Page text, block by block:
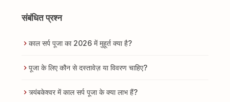
संबंधित प्रश्न
काल सर्प पूजा का 2026 में मुहूर्त क्या है?
पूजा के लिए कौन से दस्तावेज़ या विवरण चाहिए?
त्र्यंबकेश्वर में काल सर्प पूजा के क्या लाभ हैं?